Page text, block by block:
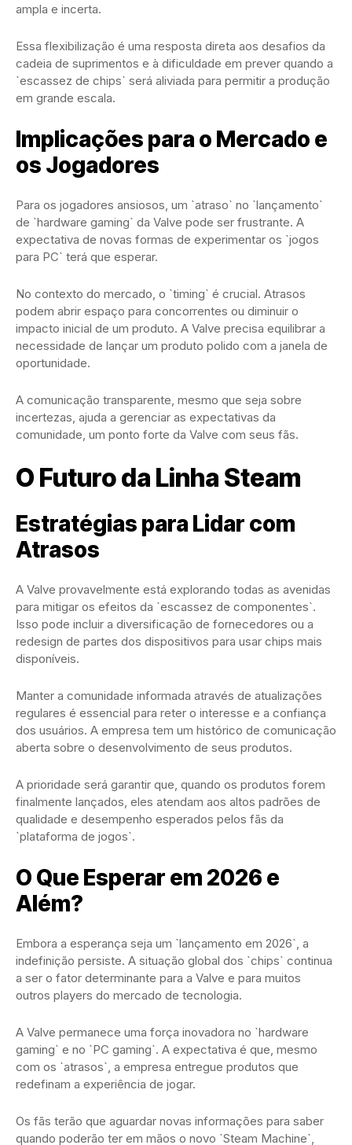
ampla e incerta.
Essa flexibilização é uma resposta direta aos desafios da
cadeia de suprimentos e à dificuldade em prever quando a
`escassez de chips` será aliviada para permitir a produção
em grande escala.
Implicações para o Mercado e
os Jogadores
Para os jogadores ansiosos, um `atraso` no `lançamento`
de `hardware gaming` da Valve pode ser frustrante. A
expectativa de novas formas de experimentar os `jogos
para PC` terá que esperar.
No contexto do mercado, o `timing` é crucial. Atrasos
podem abrir espaço para concorrentes ou diminuir o
impacto inicial de um produto. A Valve precisa equilibrar a
necessidade de lançar um produto polido com a janela de
oportunidade.
A comunicação transparente, mesmo que seja sobre
incertezas, ajuda a gerenciar as expectativas da
comunidade, um ponto forte da Valve com seus fãs.
O Futuro da Linha Steam
Estratégias para Lidar com
Atrasos
A Valve provavelmente está explorando todas as avenidas
para mitigar os efeitos da `escassez de componentes`.
Isso pode incluir a diversificação de fornecedores ou a
redesign de partes dos dispositivos para usar chips mais
disponíveis.
Manter a comunidade informada através de atualizações
regulares é essencial para reter o interesse e a confiança
dos usuários. A empresa tem um histórico de comunicação
aberta sobre o desenvolvimento de seus produtos.
A prioridade será garantir que, quando os produtos forem
finalmente lançados, eles atendam aos altos padrões de
qualidade e desempenho esperados pelos fãs da
`plataforma de jogos`.
O Que Esperar em 2026 e
Além?
Embora a esperança seja um `lançamento em 2026`, a
indefinição persiste. A situação global dos `chips` continua
a ser o fator determinante para a Valve e para muitos
outros players do mercado de tecnologia.
A Valve permanece uma força inovadora no `hardware
gaming` e no `PC gaming`. A expectativa é que, mesmo
com os `atrasos`, a empresa entregue produtos que
redefinam a experiência de jogar.
Os fãs terão que aguardar novas informações para saber
quando poderão ter em mãos o novo `Steam Machine`,